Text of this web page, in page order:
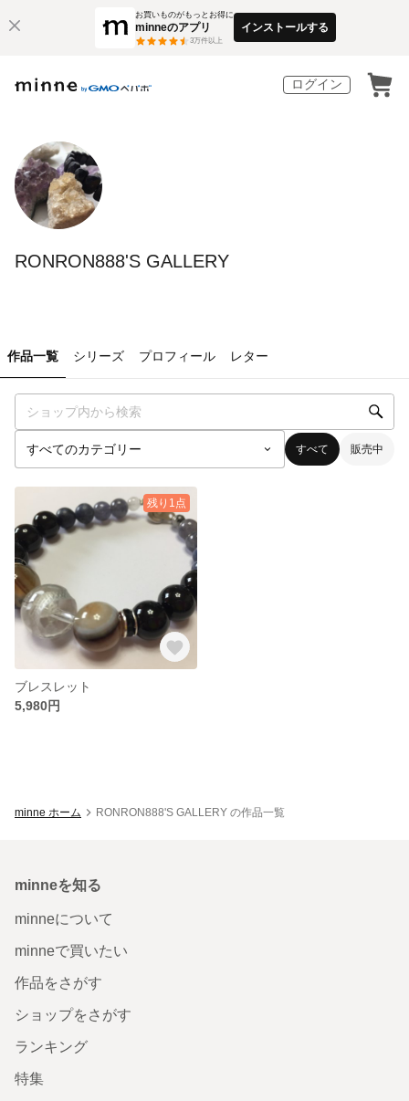
お買いものがもっとお得に
minneのアプリ
3万件以上
インストールする
ログイン
RONRON888'S GALLERY
作品一覧 シリーズ プロフィール レター
すべて 販売中
残り1点
ブレスレット
5,980円
minne ホーム RONRON888'S GALLERY の作品一覧
minneを知る
minneについて
minneで買いたい
作品をさがす
ショップをさがす
ランキング
特集